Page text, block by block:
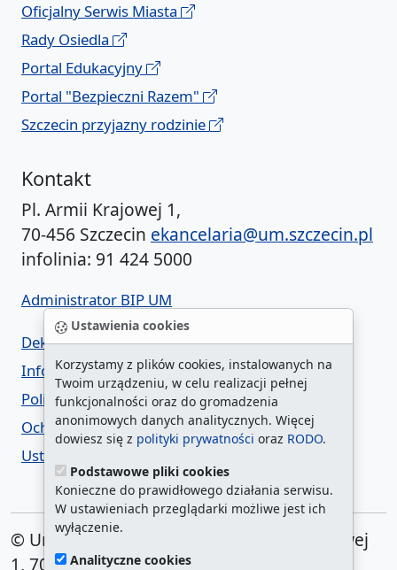
Ustawienia cookies
Korzystamy z plików cookies, instalowanych na
Twoim urządzeniu, w celu realizacji pełnej
funkcjonalności oraz do gromadzenia
anonimowych danych analitycznych. Więcej
dowiesz się z polityki prywatności oraz RODO.
Podstawowe pliki cookies
Konieczne do prawidłowego działania serwisu.
W ustawieniach przeglądarki możliwe jest ich
wyłączenie.
Analityczne cookies
Oficjalny Serwis Miasta
Rady Osiedla
Portal Edukacyjny
Portal "Bezpieczni Razem"
Szczecin przyjazny rodzinie
Kontakt
Pl. Armii Krajowej 1,
70-456 Szczecin ekancelaria@um.szczecin.pl
infolinia: 91 424 5000
Administrator BIP UM
Deklaracja dostępności
Informacja o urzędzie w ETR
Polityka prywatności
Ochrona danych osobowych
Ustawienia cookies
© Urząd Miasta Szczecin. Plac Armii Krajowej
1, 70-456 Szczecin